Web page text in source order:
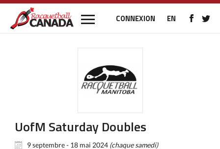
CONNEXION EN
UofM Saturday Doubles
9 septembre - 18 mai 2024 (chaque samedi)